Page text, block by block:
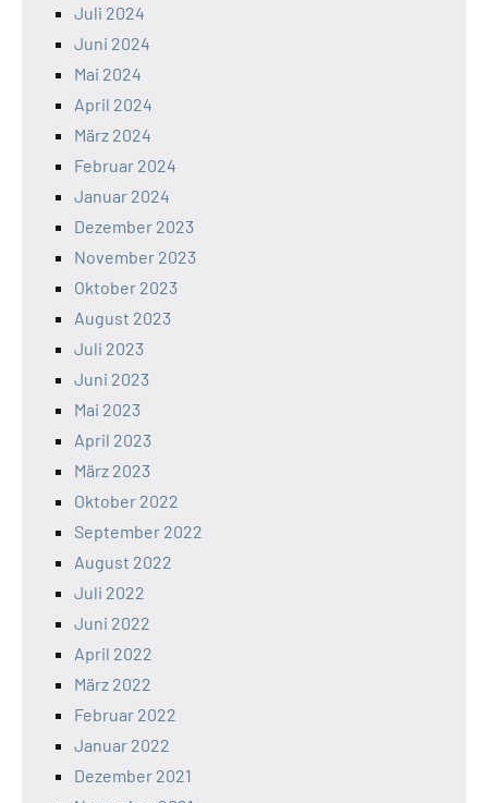
Juli 2024
Juni 2024
Mai 2024
April 2024
März 2024
Februar 2024
Januar 2024
Dezember 2023
November 2023
Oktober 2023
August 2023
Juli 2023
Juni 2023
Mai 2023
April 2023
März 2023
Oktober 2022
September 2022
August 2022
Juli 2022
Juni 2022
April 2022
März 2022
Februar 2022
Januar 2022
Dezember 2021